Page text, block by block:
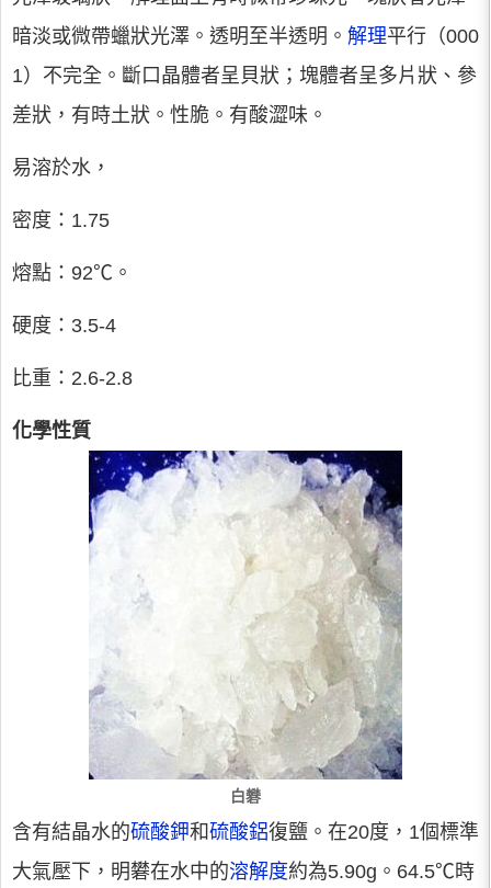
暗淡或微帶蠟狀光澤。透明至半透明。 解理平行（000
1）不完全。斷口晶體者呈貝狀；塊體者呈多片狀、參
差狀，有時土狀。性脆。有酸澀味。
易溶於水，
密度：1.75
熔點：92℃。
硬度：3.5-4
比重：2.6-2.8
化學性質
白礬
含有結晶水的硫酸鉀和硫酸鋁復鹽。在20度，1個標準
大氣壓下，明礬在水中的溶解度約為5.90g。64.5℃時